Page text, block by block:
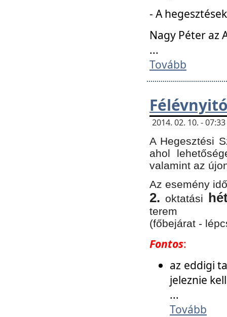
- A
Nagy Péter az
...
Tovább
2014. 02. 10. -
A Hegesztési
ahol
valamint az
Az esemény
2. oktatási
terem
(főbejárat -
Fontos:
az eddigi
jeleznie
...
Tovább